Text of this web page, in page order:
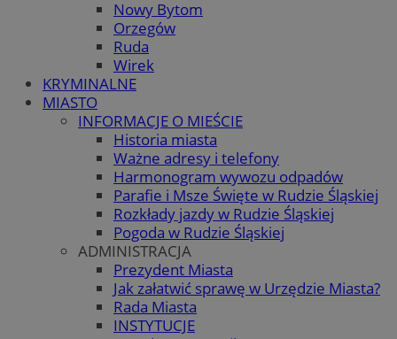
Nowy Bytom
Orzegów
Ruda
Wirek
KRYMINALNE
MIASTO
INFORMACJE O MIEŚCIE
Historia miasta
Ważne adresy i telefony
Harmonogram wywozu odpadów
Parafie i Msze Święte w Rudzie Śląskiej
Rozkłady jazdy w Rudzie Śląskiej
Pogoda w Rudzie Śląskiej
ADMINISTRACJA
Prezydent Miasta
Jak załatwić sprawę w Urzędzie Miasta?
Rada Miasta
INSTYTUCJE